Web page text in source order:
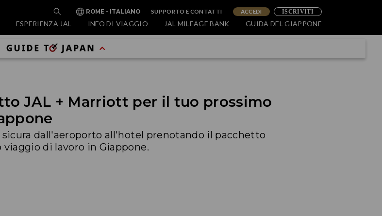
ROME - ITALIANO SUPPORTO E CONTATTI ACCEDI ISCRIVITI
ESPERIENZA JAL INFO DI VIAGGIO JAL MILEAGE BANK GUIDA DEL GIAPPONE
JAL + Marriott per il tuo prossimo
dall'aeroporto all'hotel prenotando il pacchetto
di lavoro in Giappone.